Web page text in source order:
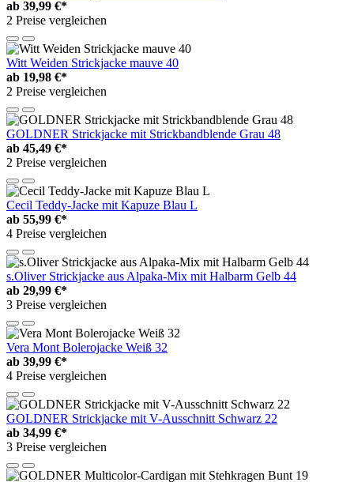
ab 39,99 €*
2 Preise vergleichen
Witt Weiden Strickjacke mauve 40
ab 19,98 €*
2 Preise vergleichen
GOLDNER Strickjacke mit Strickbandblende Grau 48
ab 45,49 €*
2 Preise vergleichen
Cecil Teddy-Jacke mit Kapuze Blau L
ab 55,99 €*
4 Preise vergleichen
s.Oliver Strickjacke aus Alpaka-Mix mit Halbarm Gelb 44
ab 29,99 €*
3 Preise vergleichen
Vera Mont Bolerojacke Weiß 32
ab 39,99 €*
4 Preise vergleichen
GOLDNER Strickjacke mit V-Ausschnitt Schwarz 22
ab 34,99 €*
3 Preise vergleichen